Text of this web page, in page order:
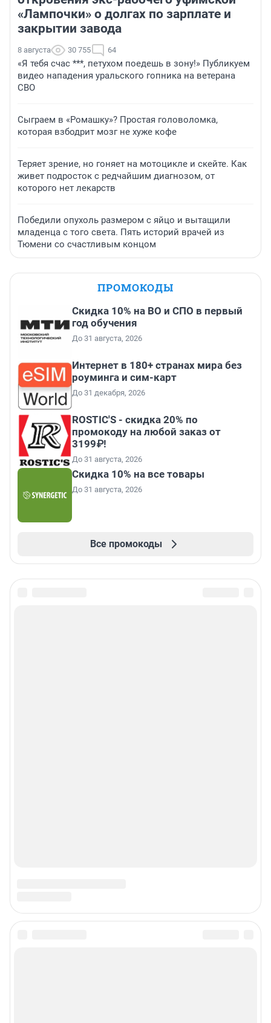
«Лампочки» о долгах по зарплате и
закрытии завода
8 августа 30 755 64
«Я тебя счас ***, петухом поедешь в зону!» Публикуем
видео нападения уральского гопника на ветерана
СВО
Сыграем в «Ромашку»? Простая головоломка,
которая взбодрит мозг не хуже кофе
Теряет зрение, но гоняет на мотоцикле и скейте. Как
живет подросток с редчайшим диагнозом, от
которого нет лекарств
Победили опухоль размером с яйцо и вытащили
младенца с того света. Пять историй врачей из
Тюмени со счастливым концом
ПРОМОКОДЫ
Скидка 10% на ВО и СПО в первый
год обучения
До 31 августа, 2026
Интернет в 180+ странах мира без
роуминга и сим-карт
До 31 декабря, 2026
ROSTIC'S - скидка 20% по
промокоду на любой заказ от
3199₽!
До 31 августа, 2026
Скидка 10% на все товары
До 31 августа, 2026
Все промокоды